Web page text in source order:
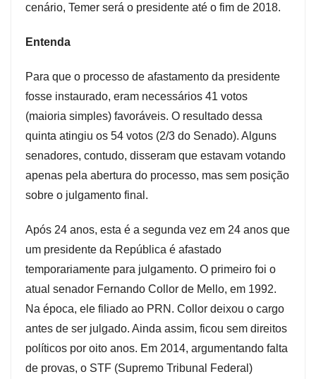
cenário, Temer será o presidente até o fim de 2018.
Entenda
Para que o processo de afastamento da presidente
fosse instaurado, eram necessários 41 votos
(maioria simples) favoráveis. O resultado dessa
quinta atingiu os 54 votos (2/3 do Senado). Alguns
senadores, contudo, disseram que estavam votando
apenas pela abertura do processo, mas sem posição
sobre o julgamento final.
Após 24 anos, esta é a segunda vez em 24 anos que
um presidente da República é afastado
temporariamente para julgamento. O primeiro foi o
atual senador Fernando Collor de Mello, em 1992.
Na época, ele filiado ao PRN. Collor deixou o cargo
antes de ser julgado. Ainda assim, ficou sem direitos
políticos por oito anos. Em 2014, argumentando falta
de provas, o STF (Supremo Tribunal Federal)